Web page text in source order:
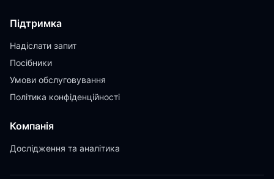
Підтримка
Надіслати запит
Посібники
Умови обслуговування
Політика конфіденційності
Компанія
Дослідження та аналітика